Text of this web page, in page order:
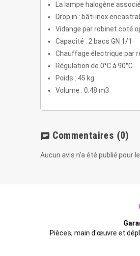
La lampe halogène
Drop in : bâti inox
Vidange par robinet coté
Capacité : 2 bacs GN 1/1
Chauffage électrique par
Régulation de 0°C à 90°C
Poids : 45 kg
Volume : 0.48 m3
chat Commentaires (0)
Aucun avis n'a été publié pour
Pièces, main d'œuvre et